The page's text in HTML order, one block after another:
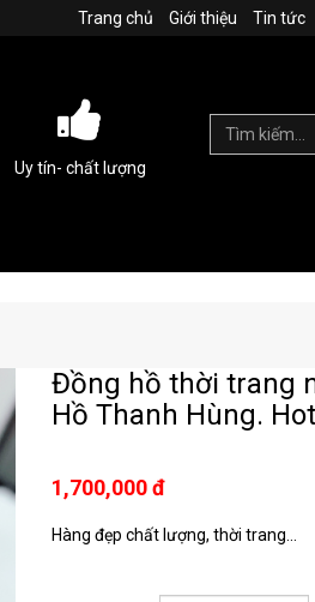
Trang chủ Giới thiệu Tin tức
Uy tín- chất lượng
Đồng hồ thời trang
Hồ Thanh Hùng.
1,700,000 đ
Hàng đẹp chất lượng, thời trang...